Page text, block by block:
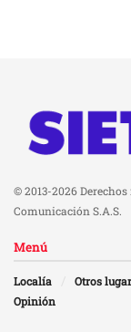
© 2013-2026
Comunicación S.A.S.
Menú
Localía Otros
Opinión